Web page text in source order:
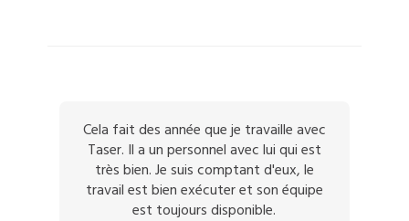
Cela fait des année que je travaille avec
Taser. Il a un personnel avec lui qui est
très bien. Je suis comptant d'eux, le
travail est bien exécuter et son équipe
est toujours disponible.